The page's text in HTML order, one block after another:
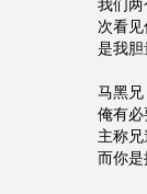
我们
次看
是我胆
马黑兄
俺有
主称兄
而你